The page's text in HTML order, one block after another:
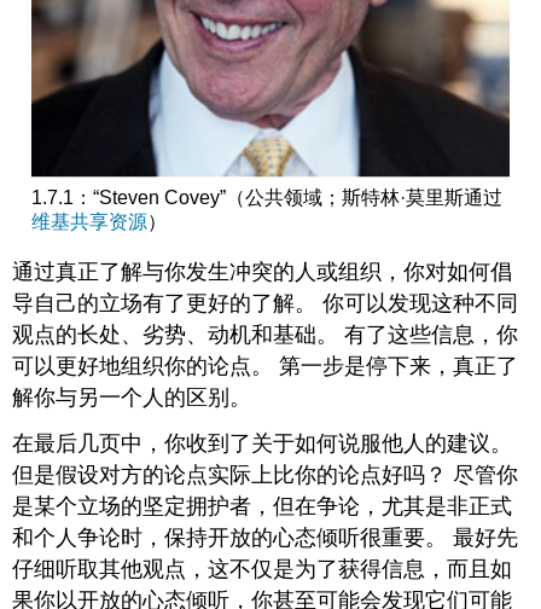
1.7.1：“Steven Covey”（公共领域；斯特林·莫里斯通过
维基共享资源）
通过真正了解与你发生冲突的人或组织，你对如何倡
导自己的立场有了更好的了解。 你可以发现这种不同
观点的长处、劣势、动机和基础。 有了这些信息，你
可以更好地组织你的论点。 第一步是停下来，真正了
解你与另一个人的区别。
在最后几页中，你收到了关于如何说服他人的建议。
但是假设对方的论点实际上比你的论点好吗？ 尽管你
是某个立场的坚定拥护者，但在争论，尤其是非正式
和个人争论时，保持开放的心态倾听很重要。 最好先
仔细听取其他观点，这不仅是为了获得信息，而且如
果你以开放的心态倾听，你甚至可能会发现它们可能